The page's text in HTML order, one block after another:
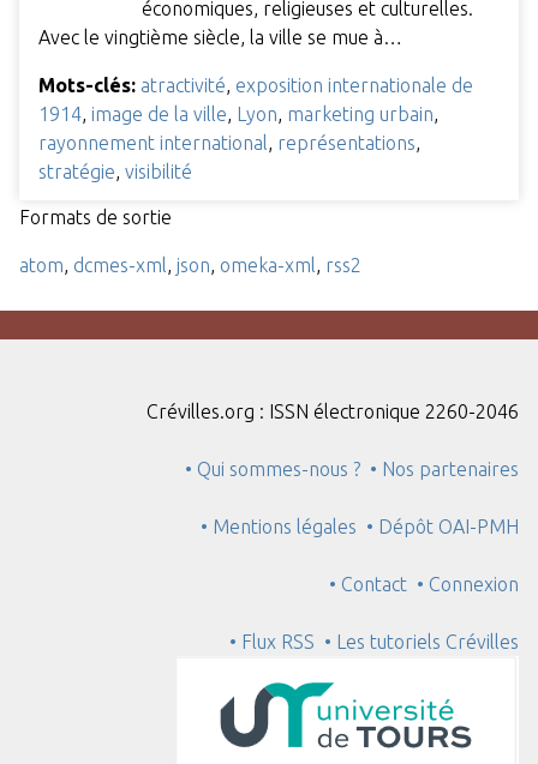
économiques, religieuses et culturelles.
Avec le vingtième siècle, la ville se mue à…
Mots-clés: atractivité, exposition internationale de
1914, image de la ville, Lyon, marketing urbain,
rayonnement international, représentations,
stratégie, visibilité
Formats de sortie
atom, dcmes-xml, json, omeka-xml, rss2
Crévilles.org : ISSN électronique 2260-2046
• Qui sommes-nous ? • Nos partenaires
• Mentions légales • Dépôt OAI-PMH
• Contact • Connexion
• Flux RSS • Les tutoriels Crévilles